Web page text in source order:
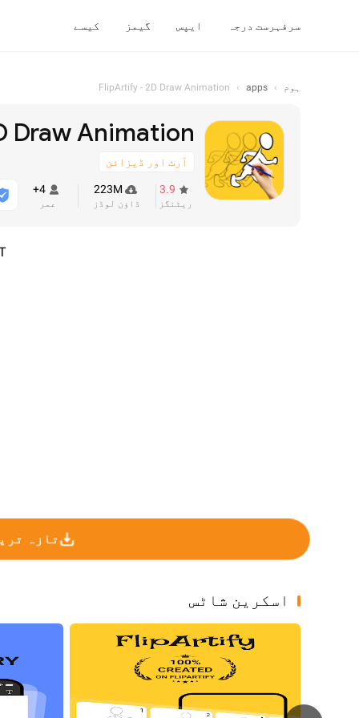
سرفہرست درجہ ایپس گیمز کیسے
ہوم ›
apps
›
FlipArtify - 2D Draw Animation
Draw Animation
آرٹ اور ڈیزائن
3.9
ریٹنگز
223M
ڈاؤن لوڈز
4+
عمر
تازہ
اسکرین شاٹس